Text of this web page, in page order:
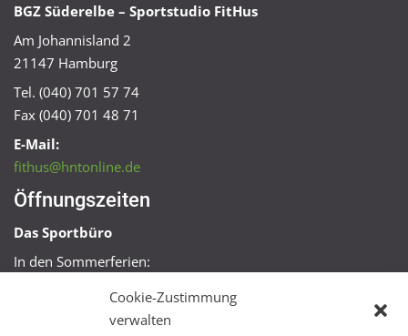
Cookie-Zustimmung
verwalten
BGZ Süderelbe – Sportstudio FitHus
Am Johannisland 2
21147 Hamburg
Tel. (040) 701 57 74
Fax (040) 701 48 71
E-Mail:
fithus@hntonline.de
Öffnungszeiten
Das Sportbüro
In den Sommerferien:
Mo + Mi 16:00 – 18:00 Uhr